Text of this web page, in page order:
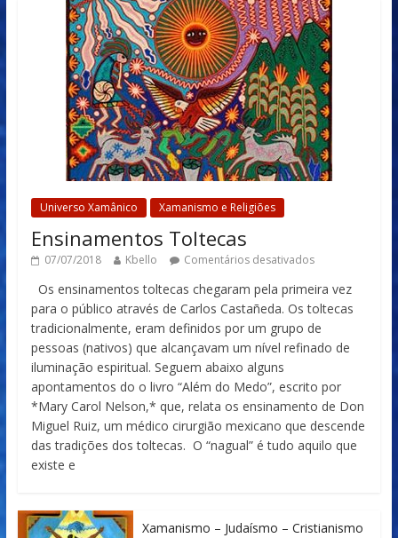
Universo Xamânico Xamanismo e Religiões
Ensinamentos Toltecas
07/07/2018 Kbello Comentários desativados
Os ensinamentos toltecas chegaram pela primeira vez
para o público através de Carlos Castañeda. Os toltecas
tradicionalmente, eram definidos por um grupo de
pessoas (nativos) que alcançavam um nível refinado de
iluminação espiritual. Seguem abaixo alguns
apontamentos do o livro “Além do Medo”, escrito por
*Mary Carol Nelson,* que, relata os ensinamento de Don
Miguel Ruiz, um médico cirurgião mexicano que descende
das tradições dos toltecas. O “nagual” é tudo aquilo que
existe e
Xamanismo – Judaísmo – Cristianismo